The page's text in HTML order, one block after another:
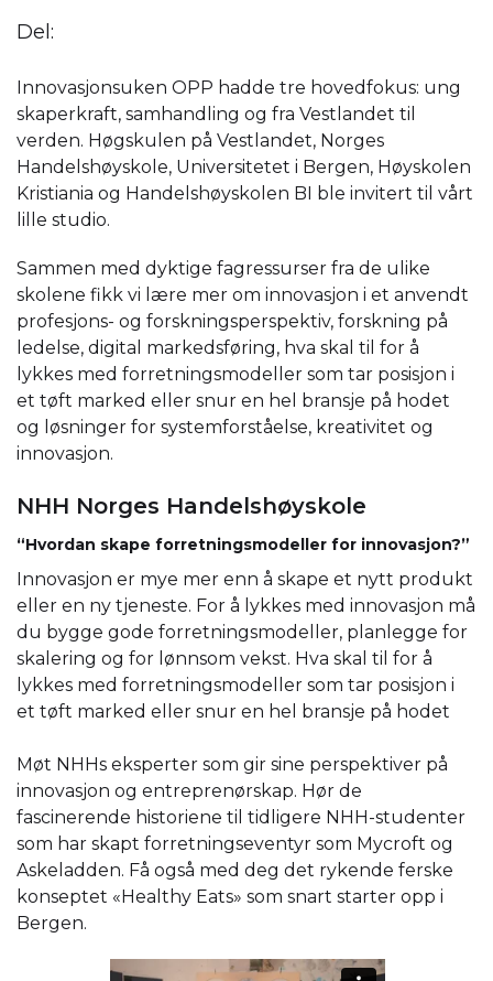
Del:
Innovasjonsuken OPP hadde tre hovedfokus: ung
skaperkraft, samhandling og fra Vestlandet til
verden. Høgskulen på Vestlandet, Norges
Handelshøyskole, Universitetet i Bergen, Høyskolen
Kristiania og Handelshøyskolen BI ble invitert til vårt
lille studio.
Sammen med dyktige fagressurser fra de ulike
skolene fikk vi lære mer om innovasjon i et anvendt
profesjons- og forskningsperspektiv, forskning på
ledelse, digital markedsføring, hva skal til for å
lykkes med forretningsmodeller som tar posisjon i
et tøft marked eller snur en hel bransje på hodet
og løsninger for systemforståelse, kreativitet og
innovasjon.
NHH Norges Handelshøyskole
“Hvordan skape forretningsmodeller for innovasjon?”
Innovasjon er mye mer enn å skape et nytt produkt
eller en ny tjeneste. For å lykkes med innovasjon må
du bygge gode forretningsmodeller, planlegge for
skalering og for lønnsom vekst. Hva skal til for å
lykkes med forretningsmodeller som tar posisjon i
et tøft marked eller snur en hel bransje på hodet
Møt NHHs eksperter som gir sine perspektiver på
innovasjon og entreprenørskap. Hør de
fascinerende historiene til tidligere NHH-studenter
som har skapt forretningseventyr som Mycroft og
Askeladden. Få også med deg det rykende ferske
konseptet «Healthy Eats» som snart starter opp i
Bergen.